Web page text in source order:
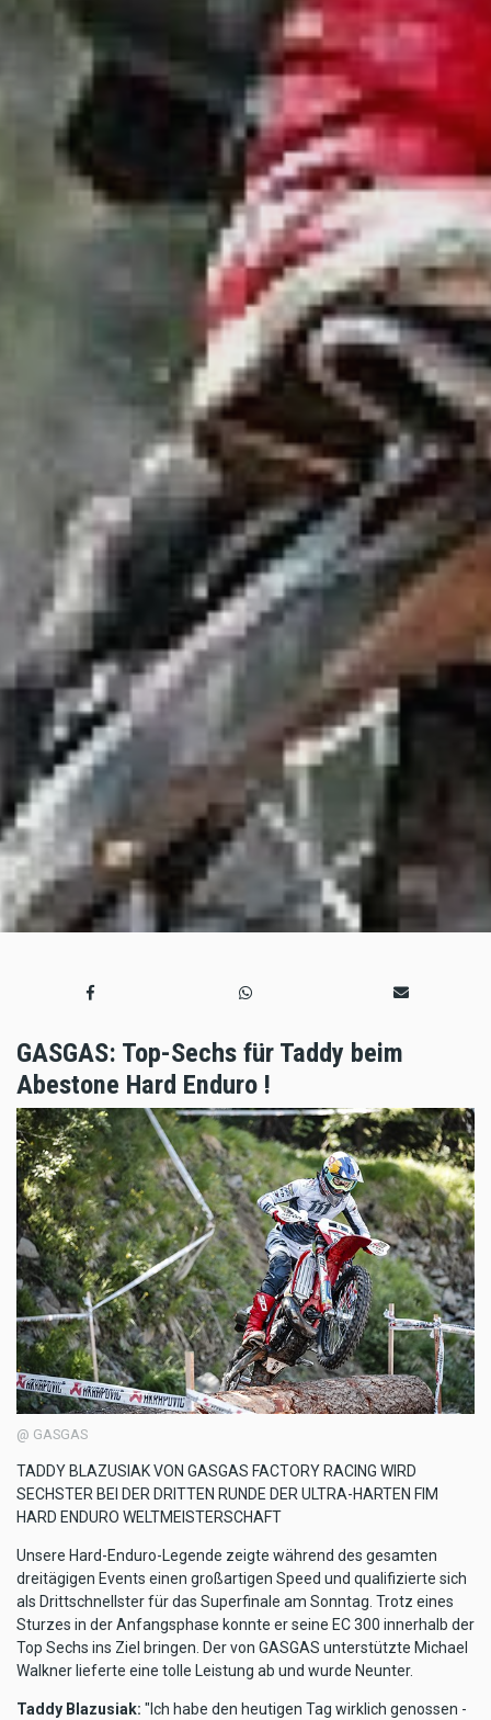
GASGAS: Top-Sechs für Taddy beim
Abestone Hard Enduro !
@ GASGAS
TADDY BLAZUSIAK VON GASGAS FACTORY RACING WIRD
SECHSTER BEI DER DRITTEN RUNDE DER ULTRA-HARTEN FIM
HARD ENDURO WELTMEISTERSCHAFT
Unsere Hard-Enduro-Legende zeigte während des gesamten
dreitägigen Events einen großartigen Speed und qualifizierte sich
als Drittschnellster für das Superfinale am Sonntag. Trotz eines
Sturzes in der Anfangsphase konnte er seine EC 300 innerhalb der
Top Sechs ins Ziel bringen. Der von GASGAS unterstützte Michael
Walkner lieferte eine tolle Leistung ab und wurde Neunter.
Taddy Blazusiak: "Ich habe den heutigen Tag wirklich genossen -